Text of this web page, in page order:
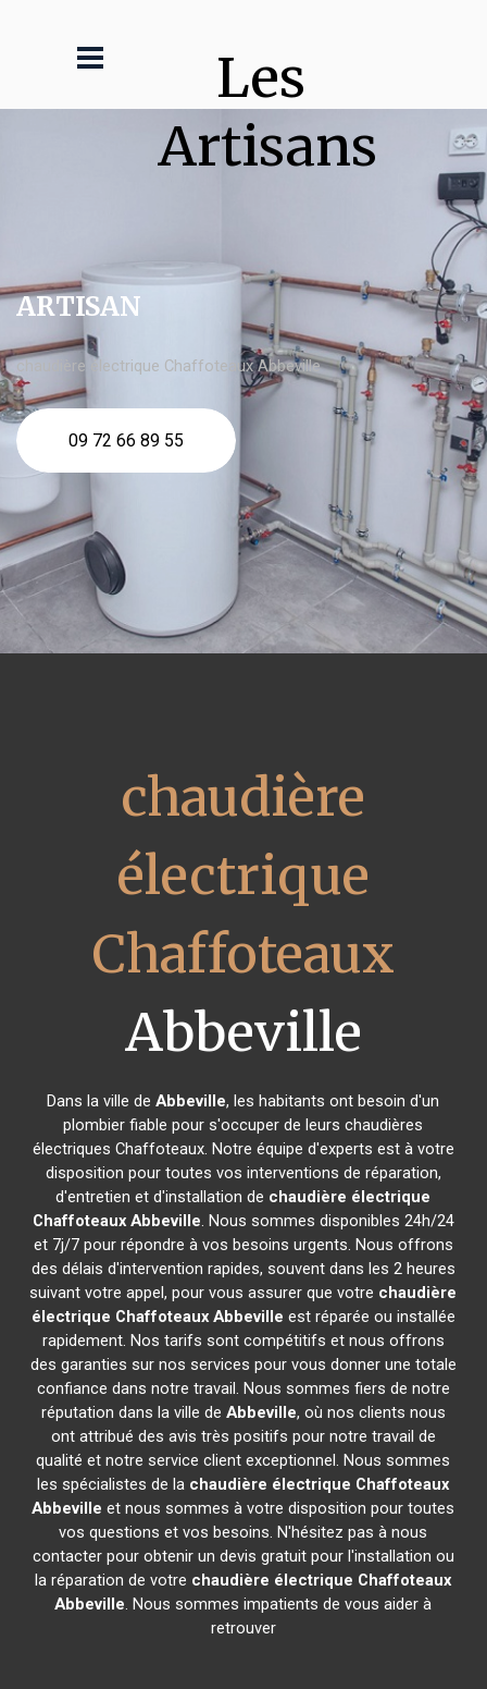
Les
Artisans
ARTISAN
chaudière électrique Chaffoteaux Abbeville
09 72 66 89 55
chaudière
électrique
Chaffoteaux
Abbeville
Dans la ville deAbbeville, les habitants ont besoin d'un
plombier fiable pour s'occuper de leurs chaudières
électriques Chaffoteaux. Notre équipe d'experts est à votre
disposition pour toutes vos interventions de réparation,
d'entretien et d'installation de chaudière électrique
Chaffoteaux Abbeville. Nous sommes disponibles 24h/24
et 7j/7 pour répondre à vos besoins urgents. Nous offrons
des délais d'intervention rapides, souvent dans les 2 heures
suivant votre appel, pour vous assurer que votre chaudière
électrique Chaffoteaux Abbeville est réparée ou installée
rapidement. Nos tarifs sont compétitifs et nous offrons
des garanties sur nos services pour vous donner une totale
confiance dans notre travail. Nous sommes fiers de notre
réputation dans la ville de Abbeville, où nos clients nous
ont attribué des avis très positifs pour notre travail de
qualité et notre service client exceptionnel. Nous sommes
les spécialistes de la chaudière électrique Chaffoteaux
Abbeville et nous sommes à votre disposition pour toutes
vos questions et vos besoins. N'hésitez pas à nous
contacter pour obtenir un devis gratuit pour l'installation ou
la réparation de votre chaudière électrique Chaffoteaux
Abbeville. Nous sommes impatients de vous aider à
retrouver